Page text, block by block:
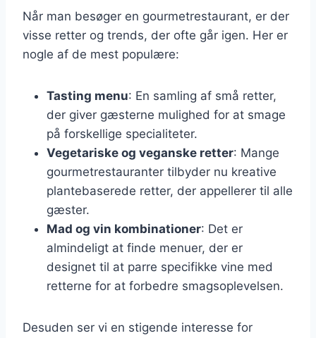
Når man besøger en gourmetrestaurant, er der
visse retter og trends, der ofte går igen. Her er
nogle af de mest populære:
Tasting menu: En samling af små retter,
der giver gæsterne mulighed for at smage
på forskellige specialiteter.
Vegetariske og veganske retter: Mange
gourmetrestauranter tilbyder nu kreative
plantebaserede retter, der appellerer til alle
gæster.
Mad og vin kombinationer: Det er
almindeligt at finde menuer, der er
designet til at parre specifikke vine med
retterne for at forbedre smagsoplevelsen.
Desuden ser vi en stigende interesse for